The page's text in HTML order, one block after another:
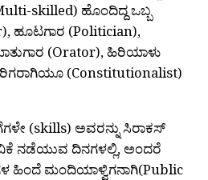
skilled) ಹೊಂದಿದ್ದ ಒಬ್ಬ
ಹೂಟಗಾರ (Politician),
(Orator), ಹಿರಿಯಾಳು
(Constitutionalist)
(skills) ಅವರನ್ನು ಸಿರಾಕಸ್
ನಡೆಯುವ ದಿನಗಳಲ್ಲಿ, ಅಂದರೆ
ಹಿಂದೆ ಮಂದಿಯಾಳ್ವಿಗನಾಗಿ(Public